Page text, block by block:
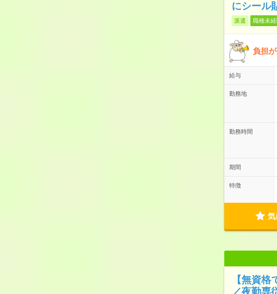
にシール
派遣 職種未
負担
給与
勤務地
勤務時間
期間
特徴
気
【無資
／夜勤専